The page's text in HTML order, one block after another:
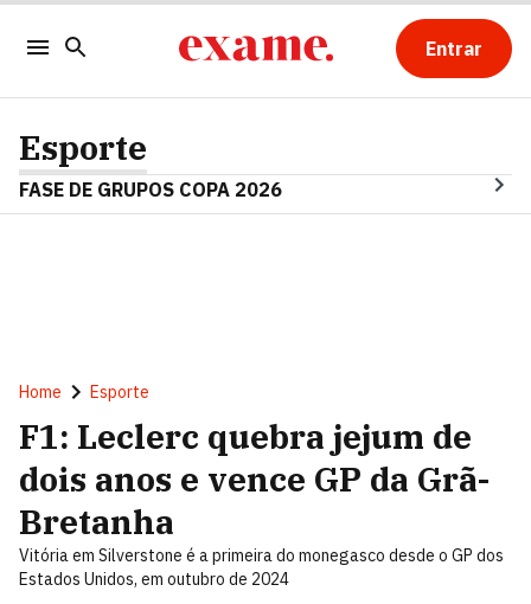
Entrar
Esporte
FASE DE GRUPOS COPA 2026
Home Esporte
F1: Leclerc quebra jejum de
dois anos e vence GP da Grã-
Bretanha
Vitória em Silverstone é a primeira do monegasco desde o GP dos
Estados Unidos, em outubro de 2024